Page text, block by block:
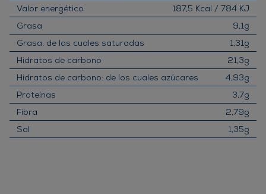
Valor energético 187,5 Kcal / 784 KJ
Grasa 9,1g
Grasa: de las cuales saturadas 1,31g
Hidratos de carbono 21,3g
Hidratos de carbono: de los cuales azúcares 4,93g
Proteínas 3,7g
Fibra 2,79g
Sal 1,35g